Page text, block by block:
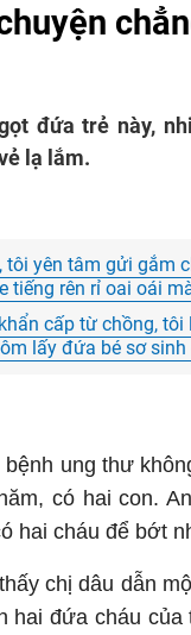
đứa trẻ này,
lạ lắm.
yên tâm gửi gắm
tiếng rên rỉ oai oái
cấp từ chồng, tôi
lấy đứa bé sơ
ung thư
có hai con.
hai cháu để bớt
chị dâu dẫn
đứa cháu của